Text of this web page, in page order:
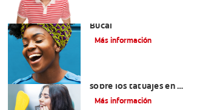
Bucal
Más información
sobre los tatuajes en el
labio
Más información